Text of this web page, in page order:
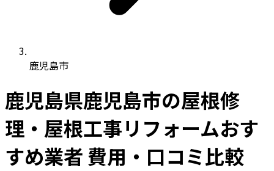
鹿児島市
鹿児島県鹿児島市の屋根修
理・屋根工事リフォームおす
すめ業者 費用・口コミ比較